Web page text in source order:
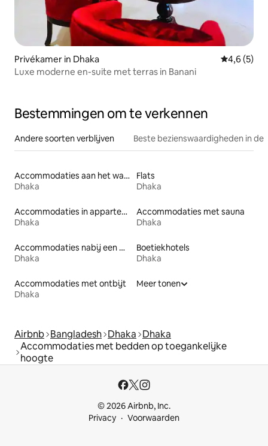
Privékamer in Dhaka
4,6 (5)
Luxe moderne en-suite met terras in Banani
Bestemmingen om te verkennen
Andere soorten verblijven Beste bezienswaardigheden in de
Accommodaties aan het water
Dhaka
Flats
Dhaka
Accommodaties in appartementen met diensten
Dhaka
Accommodaties met sauna
Dhaka
Accommodaties nabij een meer
Dhaka
Boetiekhotels
Dhaka
Accommodaties met ontbijt
Dhaka
Meer tonen
Airbnb Bangladesh Dhaka Dhaka
Accommodaties met bedden op toegankelijke
hoogte
© 2026 Airbnb, Inc.
Privacy
Voorwaarden